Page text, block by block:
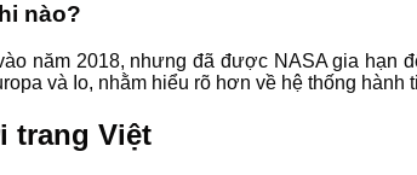
nào?
năm 2018, nhưng đã được NASA gia hạn
và Io, nhằm hiểu rõ hơn về hệ thống hành
trang Việt